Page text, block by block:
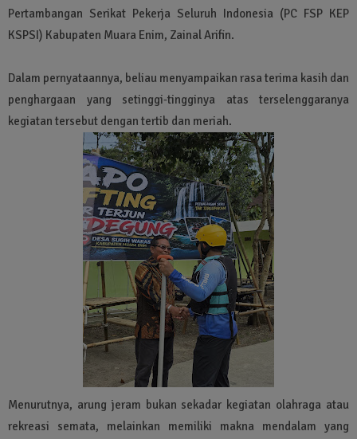
Pertambangan Serikat Pekerja Seluruh Indonesia (PC FSP KEP
KSPSI) Kabupaten Muara Enim, Zainal Arifin.
Dalam pernyataannya, beliau menyampaikan rasa terima kasih dan
penghargaan yang setinggi‑tingginya atas terselenggaranya
kegiatan tersebut dengan tertib dan meriah.
Menurutnya, arung jeram bukan sekadar kegiatan olahraga atau
rekreasi semata, melainkan memiliki makna mendalam yang